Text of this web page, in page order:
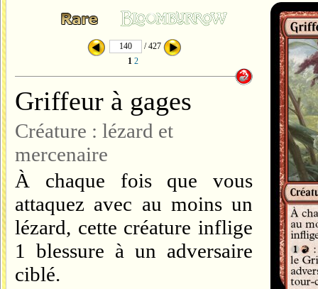
/ 427
1 2
Griffeur à gages
Créature : lézard et
mercenaire
À chaque fois que vous
attaquez avec au moins un
lézard, cette créature inflige
1 blessure à un adversaire
ciblé.